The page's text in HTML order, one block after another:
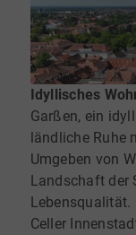
Idyllisches
Garßen, ein
ländliche Ruhe
Umgeben von
Landschaft der
Lebensqualität.
Celler